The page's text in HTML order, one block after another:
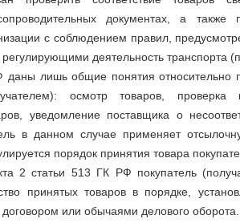
документах, а также
с соблюдением правил,
деятельность транспорта
даны лишь общие понятия относительно
осмотр товаров, проверка
уведомление поставщика о
в данном случае применяет
порядок принятия товара
2 статьи 513 ГК РФ покупатель
принятых товаров в порядке,
или обычаями делового оборота.